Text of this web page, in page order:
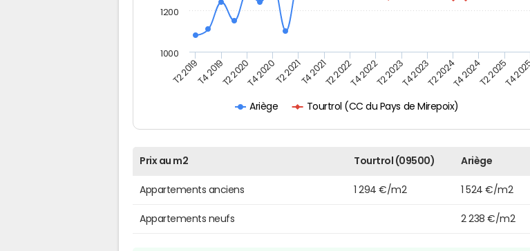
Ariège Tourtrol (CC du Pays de Mirepoix)
T2 2019T4 2019T2 2020T4 2020T2 2021T4 2021T2 2022T4 2022T2 2023T4 2023T2 2024T4 2024T2 2025T4
1000
1200
Prix au m2 Tourtrol (09500) Ariège
Appartements anciens 1 294 €/m2 1 524 €/m2
Appartements neufs 2 238 €/m2